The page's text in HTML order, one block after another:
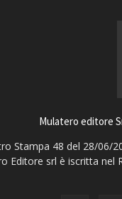
Mulatero editore
Stampa 48 del 28/06/
Editore srl è iscritta nel